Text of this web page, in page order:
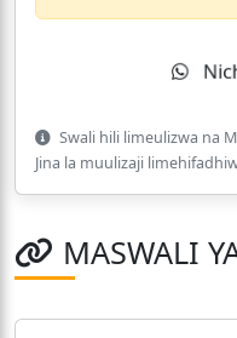
Swali hili limeulizwa na
Jina la muulizaji
MASWALI